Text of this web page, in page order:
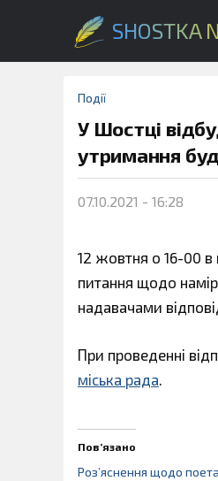
SHOSTKA
Події
У Шостці
утримання
07.10.2021 - 16:28
12 жовтня о 16-00 в
питання щодо
надавачами
При проведенні
міська рада
Пов’язано
Роз’яснення щодо